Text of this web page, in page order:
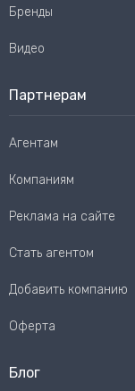
Бренды
Видео
Партнерам
Агентам
Компаниям
Реклама на сайте
Стать агентом
Добавить компанию
Оферта
Блог